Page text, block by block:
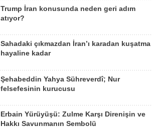
Trump İran konusunda neden geri adım
atıyor?
Sahadaki çıkmazdan İran’ı karadan kuşatma
hayaline kadar
Şehabeddin Yahya Sühreverdî; Nur
felsefesinin kurucusu
Erbain Yürüyüşü: Zulme Karşı Direnişin ve
Hakkı Savunmanın Sembolü